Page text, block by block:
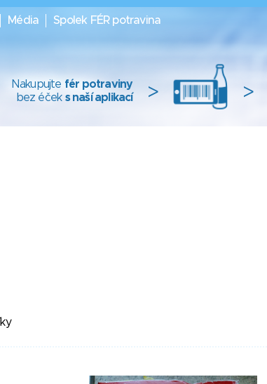
Média Spolek FÉR potravina
Nakupujte fér potraviny
bez éček s naší aplikací > >